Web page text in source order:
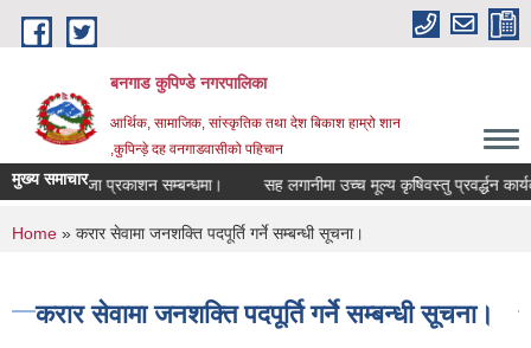
Skip to main content
बनगाड कुपिण्डे नगरपालिका
आर्थिक, सामाजिक, सांस्कृतिक तथा देश बिकाश हाम्रो शान
,कुपिन्ड़े दह वनगाडवासीको पहिचान
मुख्य समाचार
अतिजा प्रकाशन सम्बन्धमा। सह लगानीमा उच्च मूल्य कृषिवस्तु प्रवर्द्धन
You are here
Home » करार सेवामा जनशक्ति पदपूर्ति गर्ने सम्बन्धी सूचना।
करार सेवामा जनशक्ति पदपूर्ति गर्ने सम्बन्धी सूचना।